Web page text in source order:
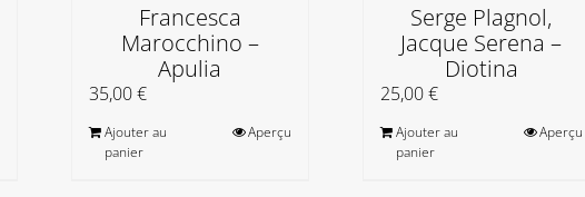
Francesca
Marocchino –
Apulia
35,00€
Ajouter au
panier
Aperçu
Serge Plagnol,
Jacque Serena –
Diotina
25,00€
Ajouter au
panier
Aperçu